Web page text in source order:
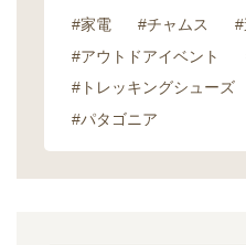
#家電 #チャムス
#アウトドアイベント
#トレッキングシューズ
#パタゴニア